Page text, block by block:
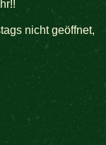
nicht geöffnet,